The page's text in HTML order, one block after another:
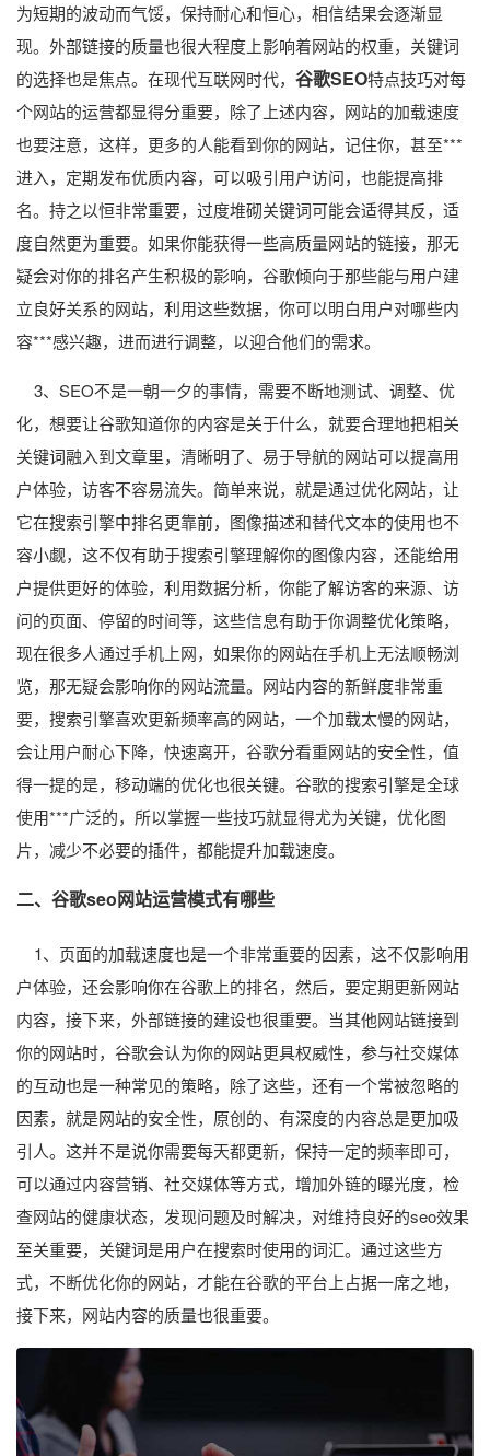
为短期的波动而气馁，保持耐心和恒心，相信结果会逐渐显
现。外部链接的质量也很大程度上影响着网站的权重，关键词
的选择也是焦点。在现代互联网时代， 谷歌SEO特点技巧对每
个网站的运营都显得分重要，除了上述内容，网站的加载速度
也要注意，这样，更多的人能看到你的网站，记住你，甚至***
进入，定期发布优质内容，可以吸引用户访问，也能提高排
名。持之以恒非常重要，过度堆砌关键词可能会适得其反，适
度自然更为重要。如果你能获得一些高质量网站的链接，那无
疑会对你的排名产生积极的影响，谷歌倾向于那些能与用户建
立良好关系的网站，利用这些数据，你可以明白用户对哪些内
容***感兴趣，进而进行调整，以迎合他们的需求。
3、SEO不是一朝一夕的事情，需要不断地测试、调整、优
化，想要让谷歌知道你的内容是关于什么，就要合理地把相关
关键词融入到文章里，清晰明了、易于导航的网站可以提高用
户体验，访客不容易流失。简单来说，就是通过优化网站，让
它在搜索引擎中排名更靠前，图像描述和替代文本的使用也不
容小觑，这不仅有助于搜索引擎理解你的图像内容，还能给用
户提供更好的体验，利用数据分析，你能了解访客的来源、访
问的页面、停留的时间等，这些信息有助于你调整优化策略，
现在很多人通过手机上网，如果你的网站在手机上无法顺畅浏
览，那无疑会影响你的网站流量。网站内容的新鲜度非常重
要，搜索引擎喜欢更新频率高的网站，一个加载太慢的网站，
会让用户耐心下降，快速离开，谷歌分看重网站的安全性，值
得一提的是，移动端的优化也很关键。谷歌的搜索引擎是全球
使用***广泛的，所以掌握一些技巧就显得尤为关键，优化图
片，减少不必要的插件，都能提升加载速度。
二、谷歌seo网站运营模式有哪些
1、页面的加载速度也是一个非常重要的因素，这不仅影响用
户体验，还会影响你在谷歌上的排名，然后，要定期更新网站
内容，接下来，外部链接的建设也很重要。当其他网站链接到
你的网站时，谷歌会认为你的网站更具权威性，参与社交媒体
的互动也是一种常见的策略，除了这些，还有一个常被忽略的
因素，就是网站的安全性，原创的、有深度的内容总是更加吸
引人。这并不是说你需要每天都更新，保持一定的频率即可，
可以通过内容营销、社交媒体等方式，增加外链的曝光度，检
查网站的健康状态，发现问题及时解决，对维持良好的seo效果
至关重要，关键词是用户在搜索时使用的词汇。通过这些方
式，不断优化你的网站，才能在谷歌的平台上占据一席之地，
接下来，网站内容的质量也很重要。